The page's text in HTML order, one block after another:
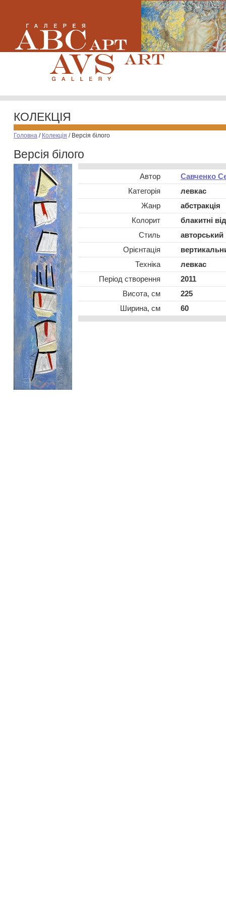
КОЛЕКЦІЯ
Головна / Колекція / Версія білого
Версія білого
Автор
Савченко
Категорія
левкас
Жанр
абстракція
Колорит
блакитні
Стиль
авторський
Oрієнтація
Техніка
левкас
Період створення
2011
Висота, см
225
Ширина, см
60